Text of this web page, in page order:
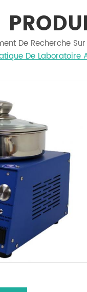
De Recherche
De